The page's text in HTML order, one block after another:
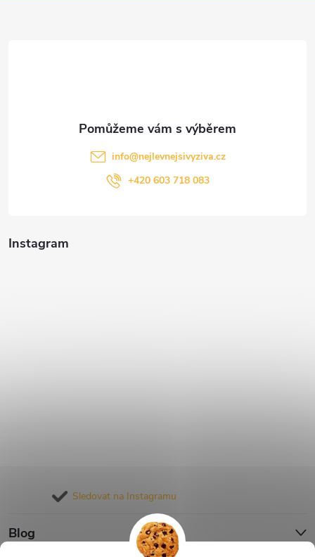
Instagram
Sledovat na Instagramu
Blog
info@nejlevnejsivyziva.cz
+420 603 718 083